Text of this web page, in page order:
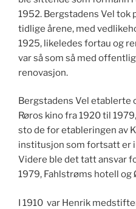
1952. Bergstadens Vel tok
tidlige årene, med
1925, likeledes fortau og
var så som så med
renovasjon.
Bergstadens Vel etablerte
Røros kino fra 1920 til
sto de for etableringen av
institusjon som fortsatt er
Videre ble det tatt ansvar
1979, Fahlstrøms hotell og
I 1910 var Henrik